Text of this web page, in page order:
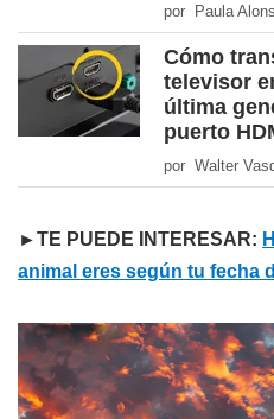
por Paula
Cómo
televisor
última
puerto
por Walter
►TE PUEDE INTERESAR:
animal eres según tu fecha